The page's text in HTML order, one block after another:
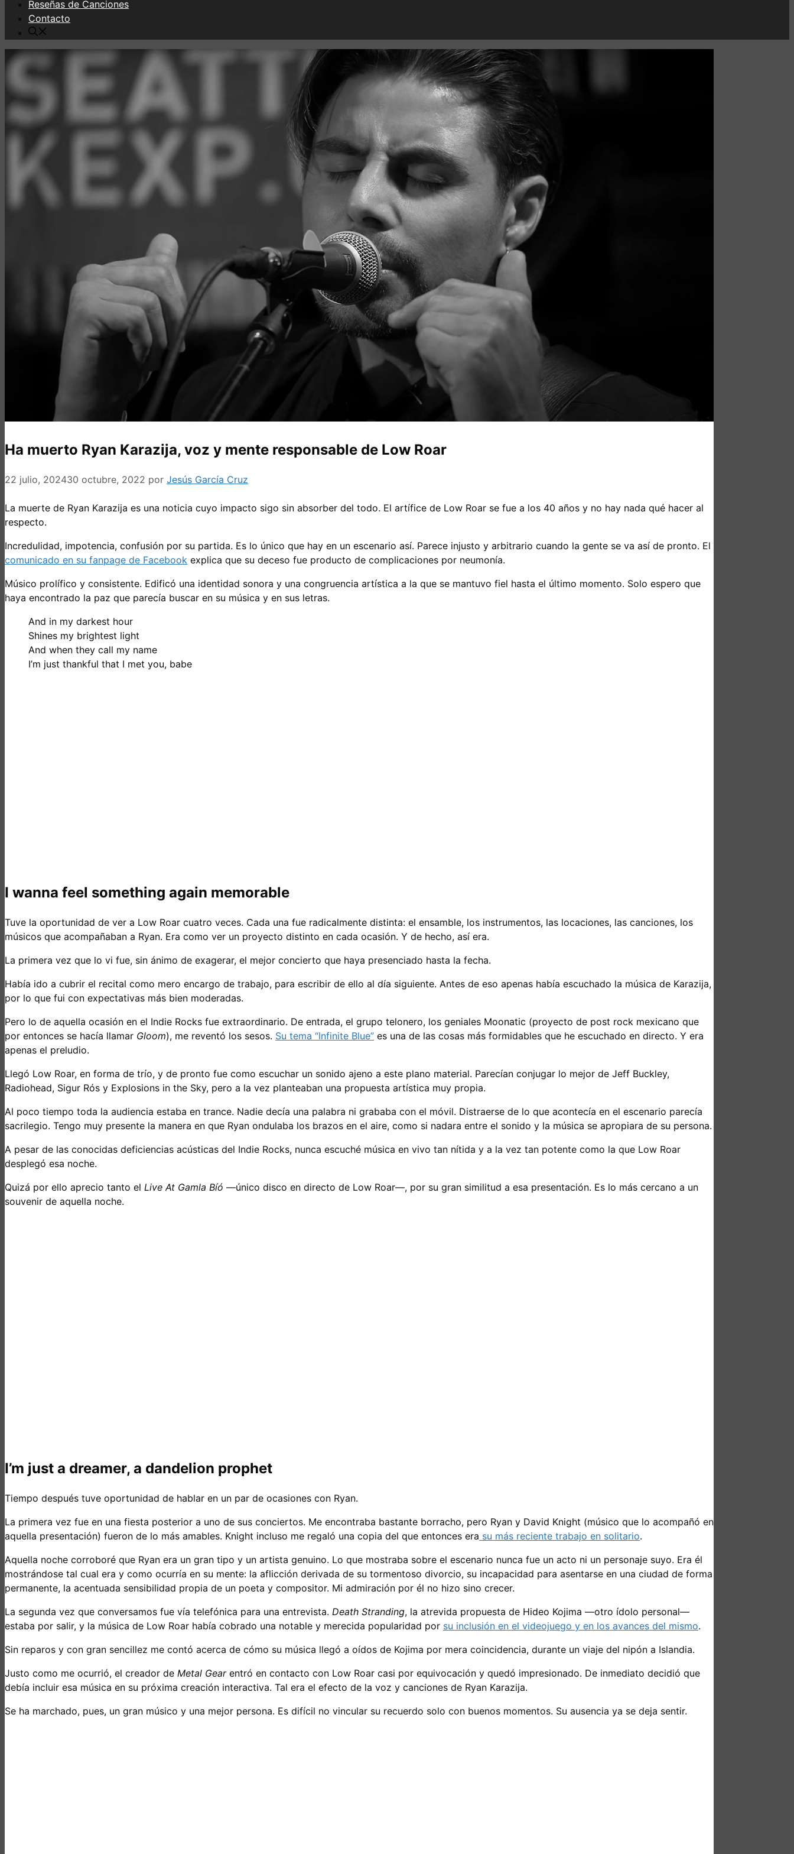
Reseñas de Canciones
Contacto
Ha muerto Ryan Karazija, voz y mente responsable de Low Roar
22 julio, 202430 octubre, 2022 por Jesús García Cruz
La muerte de Ryan Karazija es una noticia cuyo impacto sigo sin absorber del todo. El artífice de Low Roar se fue a los 40 años y no hay nada qué hacer al
respecto.
Incredulidad, impotencia, confusión por su partida. Es lo único que hay en un escenario así. Parece injusto y arbitrario cuando la gente se va así de pronto. El
comunicado en su fanpage de Facebook explica que su deceso fue producto de complicaciones por neumonía.
Músico prolífico y consistente. Edificó una identidad sonora y una congruencia artística a la que se mantuvo fiel hasta el último momento. Solo espero que
haya encontrado la paz que parecía buscar en su música y en sus letras.
And in my darkest hour
Shines my brightest light
And when they call my name
I’m just thankful that I met you, babe
I wanna feel something again memorable
Tuve la oportunidad de ver a Low Roar cuatro veces. Cada una fue radicalmente distinta: el ensamble, los instrumentos, las locaciones, las canciones, los
músicos que acompañaban a Ryan. Era como ver un proyecto distinto en cada ocasión. Y de hecho, así era.
La primera vez que lo vi fue, sin ánimo de exagerar, el mejor concierto que haya presenciado hasta la fecha.
Había ido a cubrir el recital como mero encargo de trabajo, para escribir de ello al día siguiente. Antes de eso apenas había escuchado la música de Karazija,
por lo que fui con expectativas más bien moderadas.
Pero lo de aquella ocasión en el Indie Rocks fue extraordinario. De entrada, el grupo telonero, los geniales Moonatic (proyecto de post rock mexicano que
por entonces se hacía llamar Gloom), me reventó los sesos. Su tema “Infinite Blue” es una de las cosas más formidables que he escuchado en directo. Y era
apenas el preludio.
Llegó Low Roar, en forma de trío, y de pronto fue como escuchar un sonido ajeno a este plano material. Parecían conjugar lo mejor de Jeff Buckley,
Radiohead, Sigur Rós y Explosions in the Sky, pero a la vez planteaban una propuesta artística muy propia.
Al poco tiempo toda la audiencia estaba en trance. Nadie decía una palabra ni grababa con el móvil. Distraerse de lo que acontecía en el escenario parecía
sacrilegio. Tengo muy presente la manera en que Ryan ondulaba los brazos en el aire, como si nadara entre el sonido y la música se apropiara de su persona.
A pesar de las conocidas deficiencias acústicas del Indie Rocks, nunca escuché música en vivo tan nítida y a la vez tan potente como la que Low Roar
desplegó esa noche.
Quizá por ello aprecio tanto el Live At Gamla Bíó —único disco en directo de Low Roar—, por su gran similitud a esa presentación. Es lo más cercano a un
souvenir de aquella noche.
I’m just a dreamer, a dandelion prophet
Tiempo después tuve oportunidad de hablar en un par de ocasiones con Ryan.
La primera vez fue en una fiesta posterior a uno de sus conciertos. Me encontraba bastante borracho, pero Ryan y David Knight (músico que lo acompañó en
aquella presentación) fueron de lo más amables. Knight incluso me regaló una copia del que entonces era su más reciente trabajo en solitario.
Aquella noche corroboré que Ryan era un gran tipo y un artista genuino. Lo que mostraba sobre el escenario nunca fue un acto ni un personaje suyo. Era él
mostrándose tal cual era y como ocurría en su mente: la aflicción derivada de su tormentoso divorcio, su incapacidad para asentarse en una ciudad de forma
permanente, la acentuada sensibilidad propia de un poeta y compositor. Mi admiración por él no hizo sino crecer.
La segunda vez que conversamos fue vía telefónica para una entrevista. Death Stranding, la atrevida propuesta de Hideo Kojima —otro ídolo personal—
estaba por salir, y la música de Low Roar había cobrado una notable y merecida popularidad por su inclusión en el videojuego y en los avances del mismo.
Sin reparos y con gran sencillez me contó acerca de cómo su música llegó a oídos de Kojima por mera coincidencia, durante un viaje del nipón a Islandia.
Justo como me ocurrió, el creador de Metal Gearentró en contacto con Low Roar casi por equivocación y quedó impresionado. De inmediato decidió que
debía incluir esa música en su próxima creación interactiva. Tal era el efecto de la voz y canciones de Ryan Karazija.
Se ha marchado, pues, un gran músico y una mejor persona. Es difícil no vincular su recuerdo solo con buenos momentos. Su ausencia ya se deja sentir.